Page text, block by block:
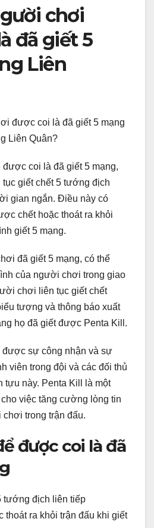
chơi
đã giết 5
Liên
được coi là đã giết 5 mạng,
giết chết 5 tướng địch
gian ngắn. Điều này có
chết hoặc thoát ra khỏi
giết 5 mạng.
đã giết 5 mạng, có thể
của người chơi trong giao
chơi liên tục giết chết
tượng và thông báo xuất
họ đã giết được Penta Kill.
sự công nhận và sự
viên trong đội và các đối thủ
tựu này. Penta Kill là một
việc tăng cường lòng tin
trong trận đấu.
được coi là đã
tướng địch liên tiếp
thoát ra khỏi trận đấu khi giết